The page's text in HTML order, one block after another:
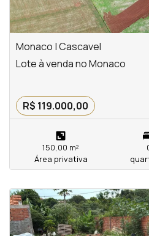
Monaco | Cascavel
Lote à venda no Monaco
R$ 119.000,00
150,00 m²
Área privativa